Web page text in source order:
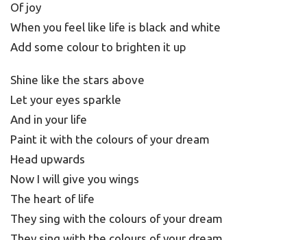
Of joy
When you feel like life is black and white
Add some colour to brighten it up
Shine like the stars above
Let your eyes sparkle
And in your life
Paint it with the colours of your dream
Head upwards
Now I will give you wings
The heart of life
They sing with the colours of your dream